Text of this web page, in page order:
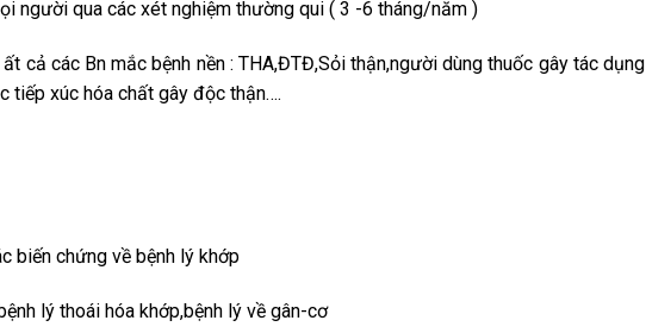
người qua các xét nghiệm thường qui ( 3 -6 tháng/năm )
cả các Bn mắc bệnh nền : THA,ĐTĐ,Sỏi thận,người dùng thuốc gây tác dụng
tiếp xúc hóa chất gây độc thận….
biến chứng về bệnh lý khớp
lý thoái hóa khớp,bệnh lý về gân-cơ